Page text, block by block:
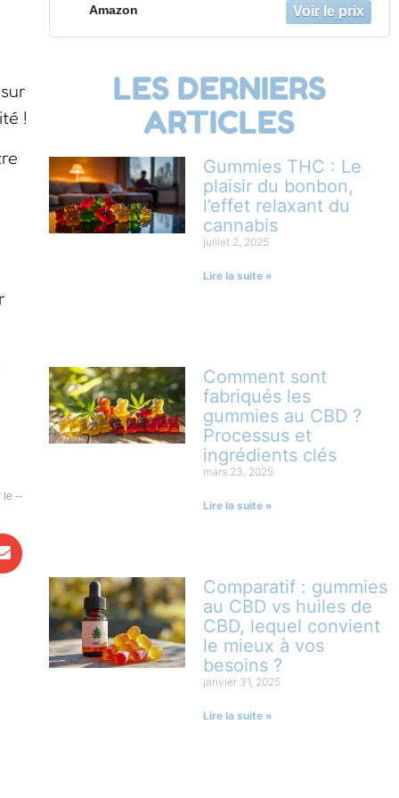
!
--
Zinc, Vitamines B8, C, B6 – Cure 1 Mois
Amazon
LES DERNIERS
ARTICLES
Gummies THC : Le
plaisir du bonbon,
l’effet relaxant du
cannabis
juillet 2, 2025
Lire la suite »
Comment sont
fabriqués les
gummies au CBD ?
Processus et
ingrédients clés
mars 23, 2025
Lire la suite »
Comparatif : gummies
au CBD vs huiles de
CBD, lequel convient
le mieux à vos
besoins ?
janvier 31, 2025
Lire la suite »